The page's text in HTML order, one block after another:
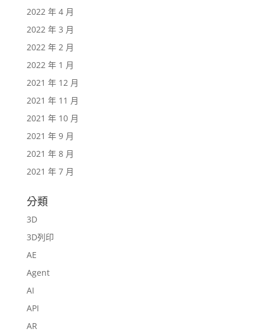
2022 年 4 月
2022 年 3 月
2022 年 2 月
2022 年 1 月
2021 年 12 月
2021 年 11 月
2021 年 10 月
2021 年 9 月
2021 年 8 月
2021 年 7 月
分類
3D
3D列印
AE
Agent
AI
API
AR